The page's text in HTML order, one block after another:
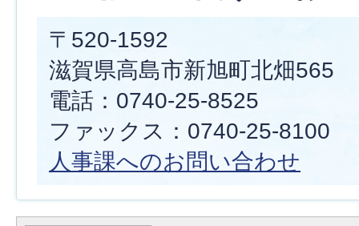
〒520-1592
滋賀県高島市新旭町北畑565
電話：0740-25-8525
ファックス：0740-25-8100
人事課へのお問い合わせ